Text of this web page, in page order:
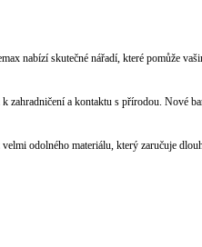
nabízí skutečné nářadí, které pomůže
zahradničení a kontaktu s přírodou. Nové
odolného materiálu, který zaručuje